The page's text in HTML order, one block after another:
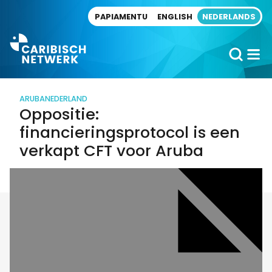
PAPIAMENTU ENGLISH NEDERLANDS
ARUBANEDERLAND
Oppositie:
financieringsprotocol is een
verkapt CFT voor Aruba